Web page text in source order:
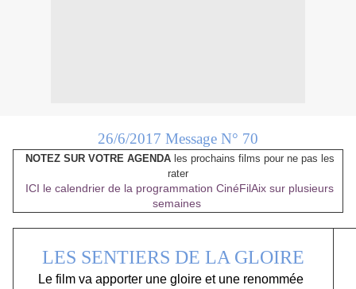
26/6/2017 Message N° 70
NOTEZ SUR VOTRE AGENDAles prochains films pour ne pas les
rater
ICI le calendrier de la programmation CinéFilAix sur plusieurs
semaines
LES SENTIERS DE LA GLOIRE
Le film va apporter une gloire et une renommée